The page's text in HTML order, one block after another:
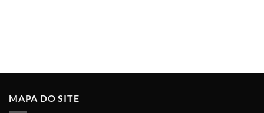
MAPA DO SITE